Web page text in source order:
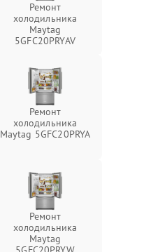
Ремонт
холодильника
Maytag
5GFC20PRYAV
Ремонт
холодильника
Maytag 5GFC20PRYA
Ремонт
холодильника
Maytag